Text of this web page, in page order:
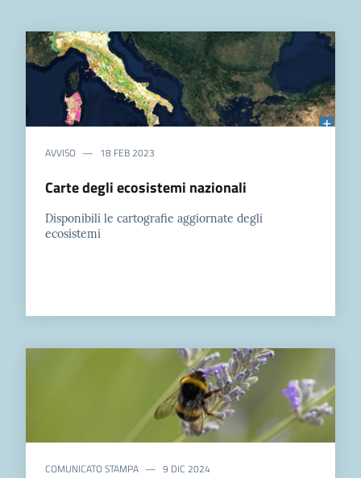
AVVISO 18 FEB 2023
Carte degli ecosistemi nazionali
Disponibili le cartografie aggiornate degli
ecosistemi
COMUNICATO STAMPA 9 DIC 2024